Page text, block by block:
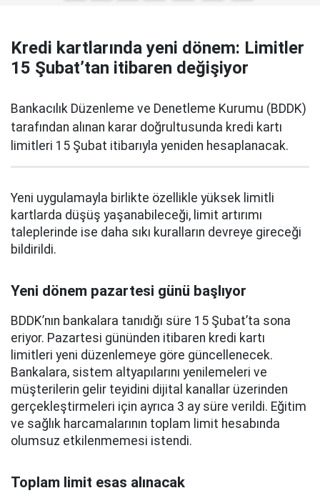
Kredi kartlarında yeni dönem: Limitler
15 Şubat’tan itibaren değişiyor
Bankacılık Düzenleme ve Denetleme Kurumu (BDDK)
tarafından alınan karar doğrultusunda kredi kartı
limitleri 15 Şubat itibarıyla yeniden hesaplanacak.
Yeni uygulamayla birlikte özellikle yüksek limitli
kartlarda düşüş yaşanabileceği, limit artırımı
taleplerinde ise daha sıkı kuralların devreye gireceği
bildirildi.
Yeni dönem pazartesi günü başlıyor
BDDK’nın bankalara tanıdığı süre 15 Şubat’ta sona
eriyor. Pazartesi gününden itibaren kredi kartı
limitleri yeni düzenlemeye göre güncellenecek.
Bankalara, sistem altyapılarını yenilemeleri ve
müşterilerin gelir teyidini dijital kanallar üzerinden
gerçekleştirmeleri için ayrıca 3 ay süre verildi. Eğitim
ve sağlık harcamalarının toplam limit hesabında
olumsuz etkilenmemesi istendi.
Toplam limit esas alınacak